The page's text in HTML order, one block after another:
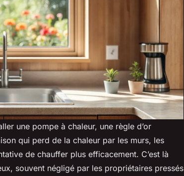
une pompe à chaleur, une règle d’or
qui perd de la chaleur par les murs, les
de chauffer plus efficacement. C’est là
souvent négligé par les propriétaires pressés